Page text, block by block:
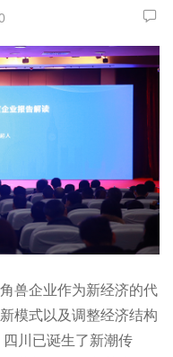
兽企业作为新经济的代
模式以及调整经济结构
川已诞生了新潮传